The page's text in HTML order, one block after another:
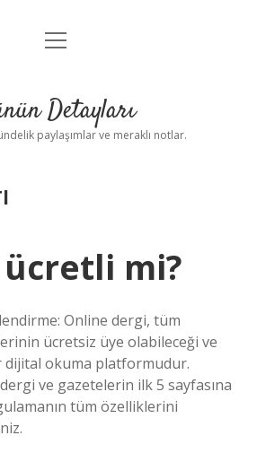
Gizlilik Politikası
Yasal Uyarı
menüyü
Detayları
paylaşımlar ve meraklı notlar.
ücretli mi?
Online dergi, tüm
ücretsiz üye olabileceği ve
dijital okuma platformudur.
ve gazetelerin ilk 5 sayfasına
tüm özelliklerini